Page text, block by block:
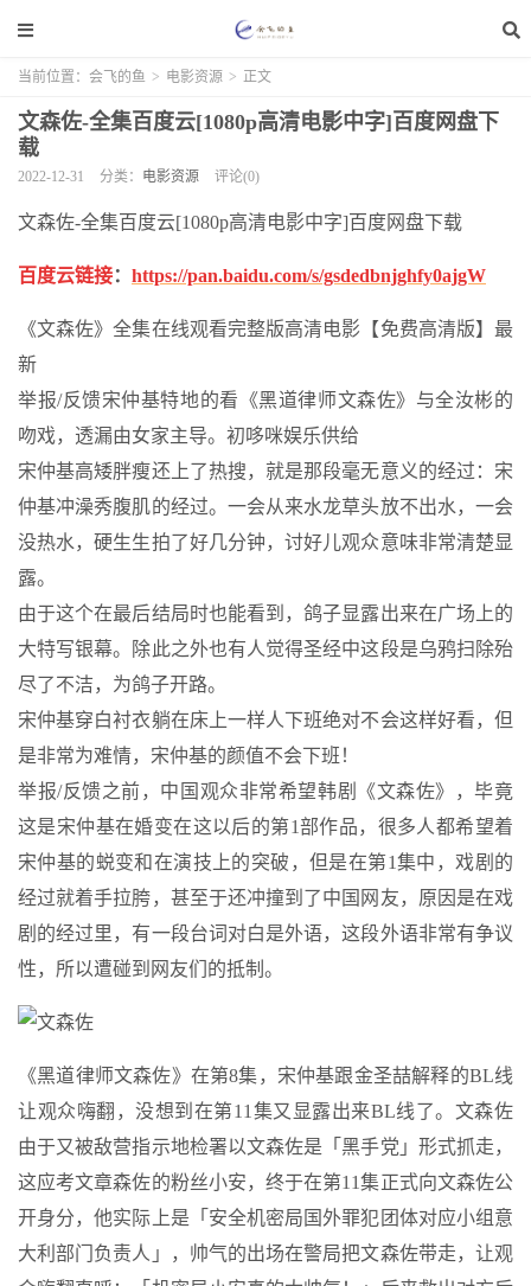
当前位置： 会飞的鱼 > 电影资源 > 正文
文森佐-全集百度云[1080p高清电影中字]百度网盘下
载
2022-12-31 分类： 电影资源 评论(0)
文森佐-全集百度云[1080p高清电影中字]百度网盘下载
百度云链接： https://pan.baidu.com/s/gsdedbnjghfy0ajgW
《文森佐》全集在线观看完整版高清电影【免费高清版】最
新
举报/反馈宋仲基特地的看《黑道律师文森佐》与全汝彬的
吻戏，透漏由女家主导。初哆咪娱乐供给
宋仲基高矮胖瘦还上了热搜，就是那段毫无意义的经过：宋
仲基冲澡秀腹肌的经过。一会从来水龙草头放不出水，一会
没热水，硬生生拍了好几分钟，讨好儿观众意味非常清楚显
露。
由于这个在最后结局时也能看到，鸽子显露出来在广场上的
大特写银幕。除此之外也有人觉得圣经中这段是乌鸦扫除殆
尽了不洁，为鸽子开路。
宋仲基穿白衬衣躺在床上一样人下班绝对不会这样好看，但
是非常为难情，宋仲基的颜值不会下班！
举报/反馈之前，中国观众非常希望韩剧《文森佐》，毕竟
这是宋仲基在婚变在这以后的第1部作品，很多人都希望着
宋仲基的蜕变和在演技上的突破，但是在第1集中，戏剧的
经过就着手拉胯，甚至于还冲撞到了中国网友，原因是在戏
剧的经过里，有一段台词对白是外语，这段外语非常有争议
性，所以遭碰到网友们的抵制。
《黑道律师文森佐》在第8集，宋仲基跟金圣喆解释的BL线
让观众嗨翻，没想到在第11集又显露出来BL线了。文森佐
由于又被敌营指示地检署以文森佐是「黑手党」形式抓走，
这应考文章森佐的粉丝小安，终于在第11集正式向文森佐公
开身分，他实际上是「安全机密局国外罪犯团体对应小组意
大利部门负责人」，帅气的出场在警局把文森佐带走，让观